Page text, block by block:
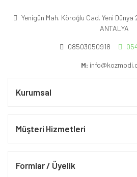
Yenigün Mah. Köroğlu Cad. Yeni
ANTALYA
08503050918
M:
Kurumsal
Müşteri Hizmetleri
Formlar / Üyelik